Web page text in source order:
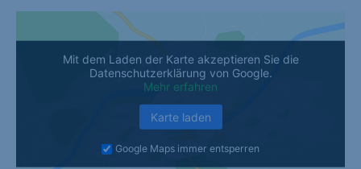
Mit dem Laden der Karte akzeptieren Sie die
Datenschutzerklärung von Google.
Mehr erfahren
Karte laden
Google Maps immer entsperren